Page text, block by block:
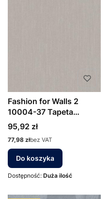
Fashion for Walls 2
10004-37 Tapeta
ścienna Erismann
Cena
95,92 zł
Cena
77,98 złbez VAT
Do koszyka
Dostępność: Duża ilość